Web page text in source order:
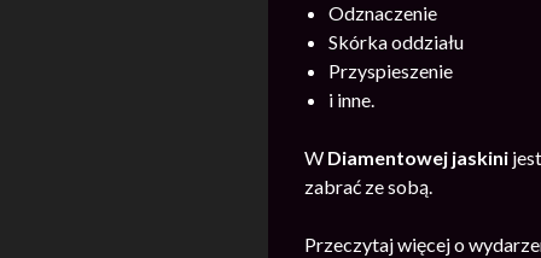
Odznaczenie
Skórka oddziału
Przyspieszenie
i inne.
W Diamentowej jaskini
zabrać ze sobą.
Przeczytaj więcej o